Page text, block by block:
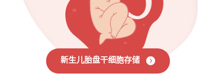
新生儿胎盘干细胞存储